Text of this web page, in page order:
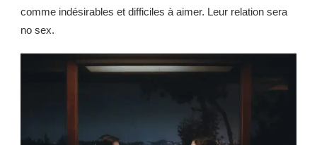
comme indésirables et difficiles à aimer. Leur relation sera
no sex.